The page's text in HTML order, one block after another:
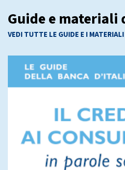
Guide e
VEDI TUTTE LE GUIDE E I MATERIALI